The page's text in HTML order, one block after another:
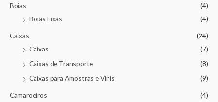
Boias
(4)
Boias Fixas
(4)
Caixas
(24)
Caixas
(7)
Caixas de Transporte
(8)
Caixas para Amostras e Vinis
(9)
Camaroeiros (4)